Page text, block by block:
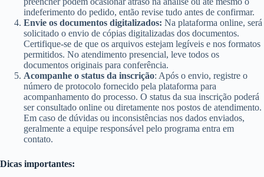
indeferimento do pedido, então revise tudo antes de confirmar.
Envie os documentos digitalizados: Na plataforma online, será
solicitado o envio de cópias digitalizadas dos documentos.
Certifique-se de que os arquivos estejam legíveis e nos formatos
permitidos. No atendimento presencial, leve todos os
documentos originais para conferência.
Acompanhe o status da inscrição: Após o envio, registre o
número de protocolo fornecido pela plataforma para
acompanhamento do processo. O status da sua inscrição poderá
ser consultado online ou diretamente nos postos de atendimento.
Em caso de dúvidas ou inconsistências nos dados enviados,
geralmente a equipe responsável pelo programa entra em
contato.
Dicas importantes: